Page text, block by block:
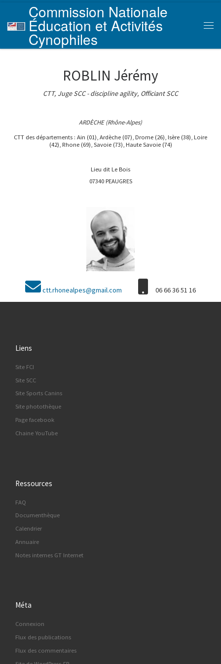
Skip to content
Commission Nationale
Éducation et Activités
Cynophiles
ROBLIN Jérémy
CTT, Juge SCC - discipline agility, Officiant SCC
ARDÈCHE (Rhône-Alpes)
CTT des départements : Ain (01), Ardèche (07), Drome (26), Isère (38), Loire
(42), Rhone (69), Savoie (73), Haute Savoie (74)
Lieu dit Le Bois
07340 PEAUGRES
ctt.rhonealpes@gmail.com 06 66 36 51 16
Liens
Site FCI
Site SCC
Site Sports Canins
Site photothèque
Page facebook
Chaine YouTube
Ressources
FAQ
Documenthèque
Calendrier
Annuaire
Notes internes GT Internet
Méta
Connexion
Flux des publications
Flux des commentaires